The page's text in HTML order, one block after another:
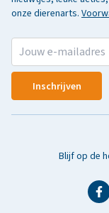
onze dierenarts.
Inschrijven
Blijf op de